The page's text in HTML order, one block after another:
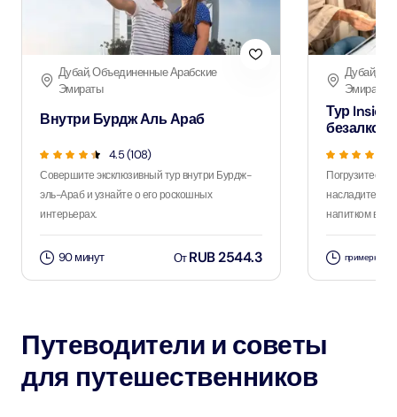
Дубай, Объединенные Арабские
Эмираты
Внутри Бурдж Аль Араб
4.5 (108)
Совершите эксклюзивный тур внутри Бурдж-
эль-Араб и узнайте о его роскошных
интерьерах.
90 минут ОтRUB 2544.3
Дубай,
Эмираты
Тур Inside
Погрузитесь
насладитесь
напитком во
примерно 2
Путеводители и советы
для путешественников